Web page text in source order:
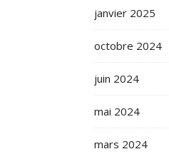
janvier 2025
octobre 2024
juin 2024
mai 2024
mars 2024